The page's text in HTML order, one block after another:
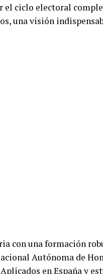
el ciclo electoral
una visión
con una formación
Autónoma de
en España y